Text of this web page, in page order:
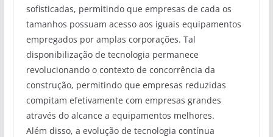
sofisticadas, permitindo que empresas de cada os
tamanhos possuam acesso aos iguais equipamentos
empregados por amplas corporações. Tal
disponibilização de tecnologia permanece
revolucionando o contexto de concorrência da
construção, permitindo que empresas reduzidas
compitam efetivamente com empresas grandes
através do alcance a equipamentos melhores.
Além disso, a evolução de tecnologia contínua